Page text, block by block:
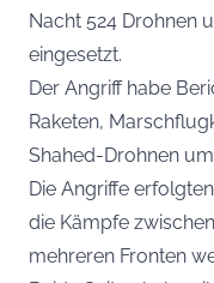
Nacht 524 Drohnen
eingesetzt.
Der Angriff habe
Raketen,
Shahed-Drohnen
Die Angriffe
die Kämpfe
mehreren Fronten